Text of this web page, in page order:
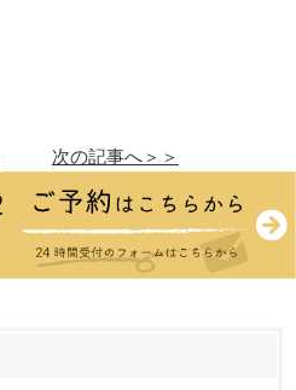
次の記事へ＞＞